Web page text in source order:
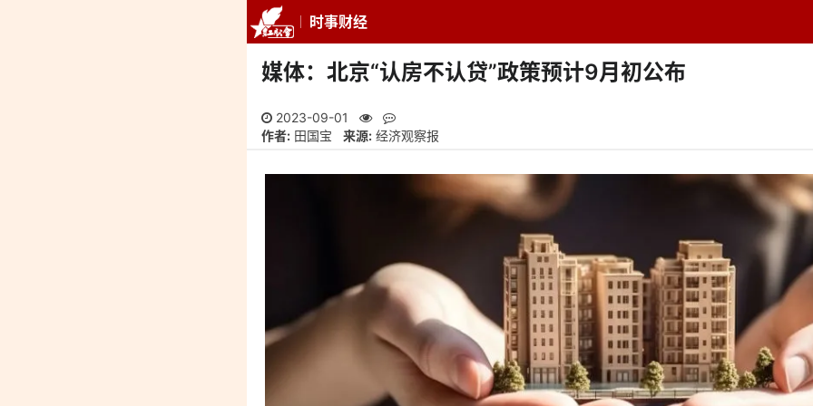
时事财经
推荐 最新 专题中心 学者专栏 排行榜 周刊
媒体：北京“认房不认贷”政策预计9月初公布
2023-09-01
作者: 田国宝 来源: 经济观察报